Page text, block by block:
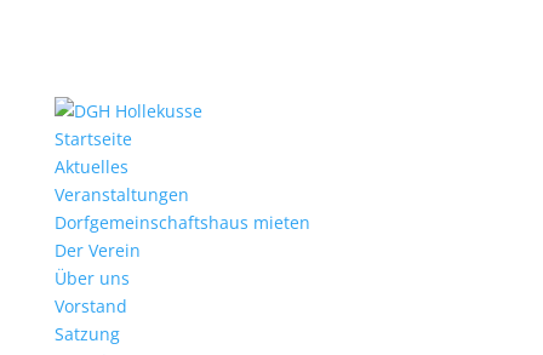
Startseite
Aktuelles
Veranstaltungen
Dorfgemeinschaftshaus mieten
Der Verein
Über uns
Vorstand
Satzung